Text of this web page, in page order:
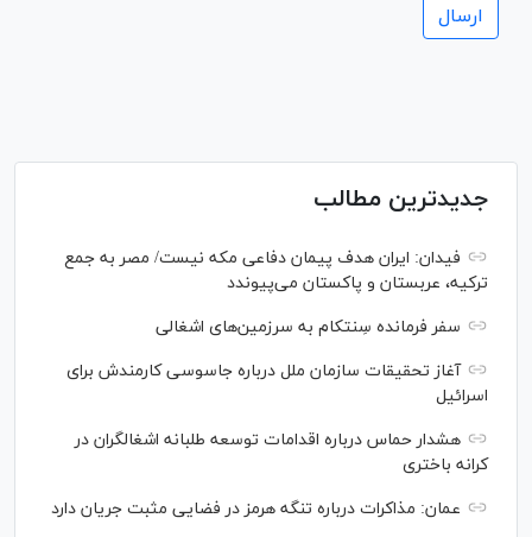
جدیدترین مطالب
فیدان: ایران هدف پیمان دفاعی مکه نیست/ مصر به جمع
ترکیه، عربستان و پاکستان می‌پیوندد
سفر فرمانده سِنتکام به سرزمین‌های اشغالی
آغاز تحقیقات سازمان ملل درباره جاسوسی کارمندش برای
اسرائیل
هشدار حماس درباره اقدامات توسعه طلبانه اشغالگران در
کرانه باختری
عمان: مذاکرات درباره تنگه هرمز در فضایی مثبت جریان دارد